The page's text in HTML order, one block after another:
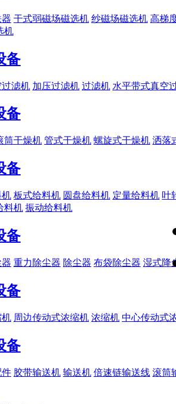
干式弱磁场磁选机 纱磁场磁选机 高梯
机
备
滤机 加压过滤机 过滤机 水平带式真空
备
筒干燥机 管式干燥机 螺旋式干燥机 洒落
备
机 板式给料机 圆盘给料机 定量给料机 叶
料机 振动给料机
备
重力除尘器 除尘器 布袋除尘器 湿式降
备
机 周边传动式浓缩机 浓缩机 中心传动式
备
件 胶带输送机 输送机 倍速链输送线 滚筒